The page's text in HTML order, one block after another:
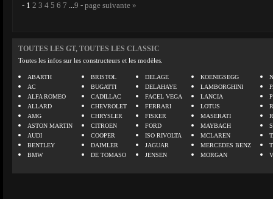
- 1 2 3 4 5 6 7 ...9 - page suivante »
TOUTES LES GT, TOUTES LES CLASSIC
Toutes les infos sur les constructeurs et les modèles.
ABARTH
AC
ALFA ROMEO
ALLARD
AMG
ASTON MARTIN
AUDI
BENTLEY
BMW
BRISTOL
BUGATTI
CADILLAC
CHEVROLET
CHRYSLER
CITROEN
COOPER
DAIMLER
DE TOMASO
DELAGE
DELAHAYE
FACEL VEGA
FERRARI
FISKER
FORD
ISO RIVOLTA
JAGUAR
JENSEN
KOENIGSEGG
LAMBORGHINI
LANCIA
LOTUS
MASERATI
MAYBACH
MCLAREN
MERCEDES BENZ
MORGAN